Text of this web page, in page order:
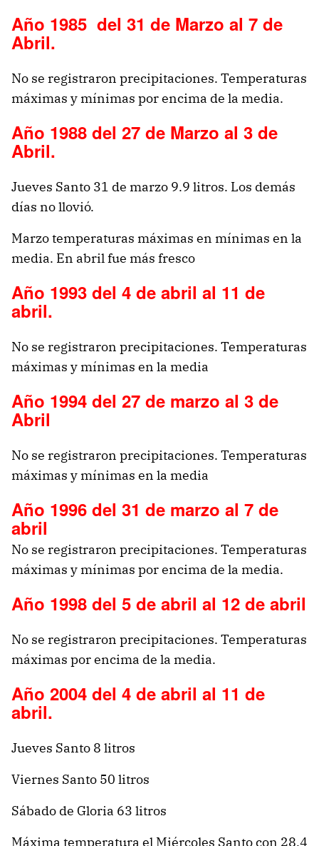
Año 1985 del 31 de Marzo al 7 de
Abril.
No se registraron precipitaciones. Temperaturas
máximas y mínimas por encima de la media.
Año 1988 del 27 de Marzo al 3 de
Abril.
Jueves Santo 31 de marzo 9.9 litros. Los demás
días no llovió.
Marzo temperaturas máximas en mínimas en la
media. En abril fue más fresco
Año 1993 del 4 de abril al 11 de
abril.
No se registraron precipitaciones. Temperaturas
máximas y mínimas en la media
Año 1994 del 27 de marzo al 3 de
Abril
No se registraron precipitaciones. Temperaturas
máximas y mínimas en la media
Año 1996 del 31 de marzo al 7 de
abril
No se registraron precipitaciones. Temperaturas
máximas y mínimas por encima de la media.
Año 1998 del 5 de abril al 12 de abril
No se registraron precipitaciones. Temperaturas
máximas por encima de la media.
Año 2004 del 4 de abril al 11 de
abril.
Jueves Santo 8 litros
Viernes Santo 50 litros
Sábado de Gloria 63 litros
Máxima temperatura el Miércoles Santo con 28.4